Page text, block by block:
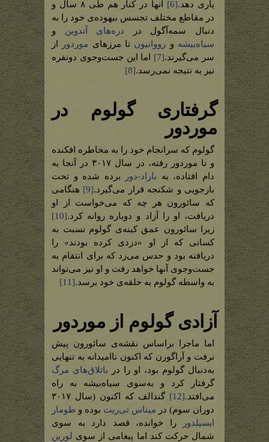
یاری دهد.[6]
آنها در کنار هم طی ۸ سال و
در مقاطع مختلف تجسس بیهوده‌ی خود را به
دنبال سمه‌آگول در دره‌های آندوین و
سیاه‌بیشه و رووانیون تا مرزهای موردور
از
سر می‌گیرند.[7]
اما این جست‌وجوی دونفره
نیز به نتیجه نمی‌رسد.[8]
گرفتاری گولوم در
موردور
گولوم که سرانجام خود را به مخاطره افکنده
و تا موردور رفته، در سال ۳۰۱۷ در آنجا به
دام افتاده، به باراد-دور
برده شده و تحت
بازجویی و شکنجه قرار می‌گیرد.[9]
هنگامی
که سائورون هر چه که می‌خواست از او
دریافت، او را آزاد و دوباره روانه کرد.[10]
زیرا سائورون عمق کینه‌ی گولوم نسبت به
کسانی که از او «دزدی کرده بودند» را
دریافته بود و حدس می‌زد که برای انتقام به
جست‌وجوی آنها خواهد رفت و او نیز می‌تواند
به واسطه گولوم به حلقه‌ی خود برسد.[11]
آزادی گولوم از موردور
اما ماجرا براساس نقشه‌ی سائورون پیش
نرفت و آراگورن که اکنون ناامیدانه به تنهایی
به‌دنبال گولوم بود، او را در باتلاق‌های مرگ
گرفتار کرد و به‌سوی سیاه‌بیشه به راه
می‌افتد.[12]
گندالف که اکنون (سال ۳۰۱۷
دوران سوم) در میناس تی‌ریت بوده و طومار
ایسیلدور
را خوانده، قصد دارد به سوی
شمال حرکت کند اما پیغامی از سوی لورین